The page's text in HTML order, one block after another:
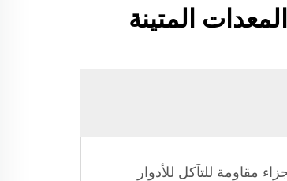
المتينة
مقاومة للتآكل للأدوار